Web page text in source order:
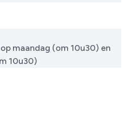
maandag (om 10u30) en
10u30)